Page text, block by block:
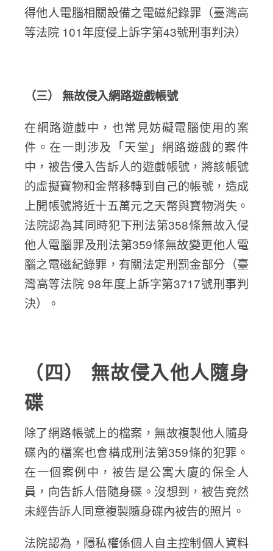
得他人電腦相關設備之電磁紀錄罪（臺灣高
等法院 101年度侵上訴字第43號刑事判決）
（三） 無故侵入網路遊戲帳號
在網路遊戲中，也常見妨礙電腦使用的案
件。在一則涉及「天堂」網路遊戲的案件
中，被告侵入告訴人的遊戲帳號，將該帳號
的虛擬寶物和金幣移轉到自己的帳號，造成
上開帳號將近十五萬元之天幣與寶物消失。
法院認為其同時犯下刑法第358條無故入侵
他人電腦罪及刑法第359條無故變更他人電
腦之電磁紀錄罪，有關法定刑罰金部分（臺
灣高等法院 98年度上訴字第3717號刑事判
決）。
（四） 無故侵入他人隨身
碟
除了網路帳號上的檔案，無故複製他人隨身
碟內的檔案也會構成刑法第359條的犯罪。
在一個案例中，被告是公寓大廈的保全人
員，向告訴人借隨身碟。沒想到，被告竟然
未經告訴人同意複製隨身碟內被告的照片。
法院認為，隱私權係個人自主控制個人資料